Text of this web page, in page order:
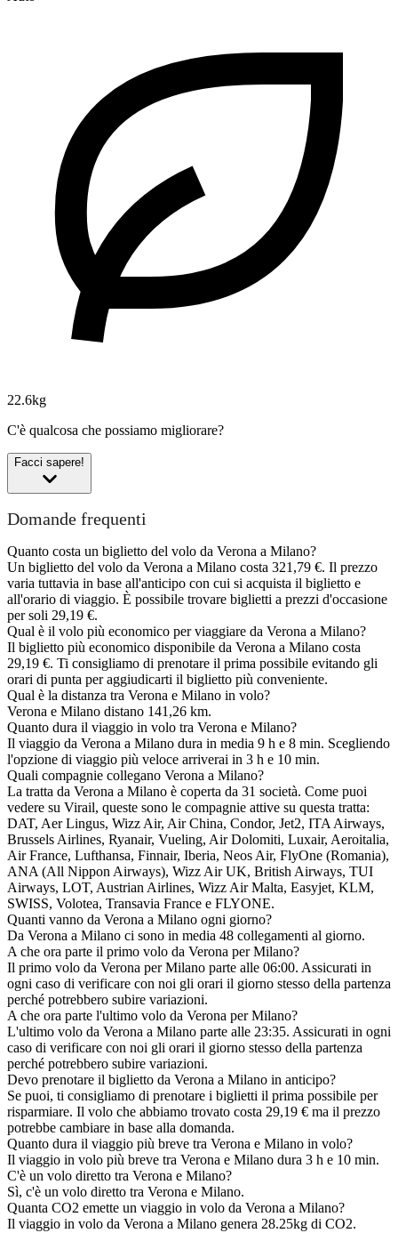
22.6kg
C'è qualcosa che possiamo migliorare?
Facci sapere!
Domande frequenti
Quanto costa un biglietto del volo da Verona a Milano?
Un biglietto del volo da Verona a Milano costa 321,79 €. Il prezzo
varia tuttavia in base all'anticipo con cui si acquista il biglietto e
all'orario di viaggio. È possibile trovare biglietti a prezzi d'occasione
per soli 29,19 €.
Qual è il volo più economico per viaggiare da Verona a Milano?
Il biglietto più economico disponibile da Verona a Milano costa
29,19 €. Ti consigliamo di prenotare il prima possibile evitando gli
orari di punta per aggiudicarti il biglietto più conveniente.
Qual è la distanza tra Verona e Milano in volo?
Verona e Milano distano 141,26 km.
Quanto dura il viaggio in volo tra Verona e Milano?
Il viaggio da Verona a Milano dura in media 9 h e 8 min. Scegliendo
l'opzione di viaggio più veloce arriverai in 3 h e 10 min.
Quali compagnie collegano Verona a Milano?
La tratta da Verona a Milano è coperta da 31 società. Come puoi
vedere su Virail, queste sono le compagnie attive su questa tratta:
DAT, Aer Lingus, Wizz Air, Air China, Condor, Jet2, ITA Airways,
Brussels Airlines, Ryanair, Vueling, Air Dolomiti, Luxair, Aeroitalia,
Air France, Lufthansa, Finnair, Iberia, Neos Air, FlyOne (Romania),
ANA (All Nippon Airways), Wizz Air UK, British Airways, TUI
Airways, LOT, Austrian Airlines, Wizz Air Malta, Easyjet, KLM,
SWISS, Volotea, Transavia France e FLYONE.
Quanti vanno da Verona a Milano ogni giorno?
Da Verona a Milano ci sono in media 48 collegamenti al giorno.
A che ora parte il primo volo da Verona per Milano?
Il primo volo da Verona per Milano parte alle 06:00. Assicurati in
ogni caso di verificare con noi gli orari il giorno stesso della partenza
perché potrebbero subire variazioni.
A che ora parte l'ultimo volo da Verona per Milano?
L'ultimo volo da Verona a Milano parte alle 23:35. Assicurati in ogni
caso di verificare con noi gli orari il giorno stesso della partenza
perché potrebbero subire variazioni.
Devo prenotare il biglietto da Verona a Milano in anticipo?
Se puoi, ti consigliamo di prenotare i biglietti il prima possibile per
risparmiare. Il volo che abbiamo trovato costa 29,19 € ma il prezzo
potrebbe cambiare in base alla domanda.
Quanto dura il viaggio più breve tra Verona e Milano in volo?
Il viaggio in volo più breve tra Verona e Milano dura 3 h e 10 min.
C'è un volo diretto tra Verona e Milano?
Sì, c'è un volo diretto tra Verona e Milano.
Quanta CO2 emette un viaggio in volo da Verona a Milano?
Il viaggio in volo da Verona a Milano genera 28.25kg di CO2.